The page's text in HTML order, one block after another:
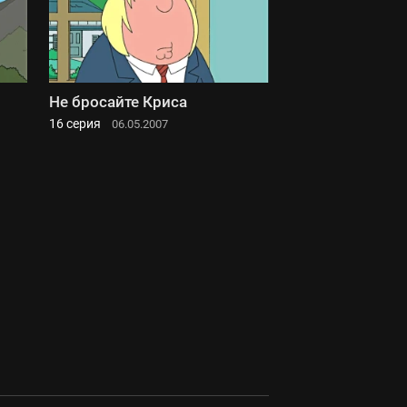
Не бросайте Криса
16 серия 06.05.2007